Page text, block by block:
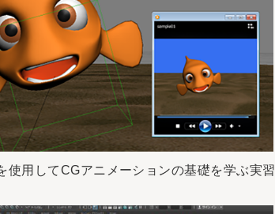
使用してCGアニメーションの基礎を学ぶ実習